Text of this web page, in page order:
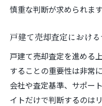
慎重な判断が求められます
戸建て売却査定におけ
戸建て売却査定を進める
することの重要性は非常
会社や査定基準、サポー
イトだけで判断するのは